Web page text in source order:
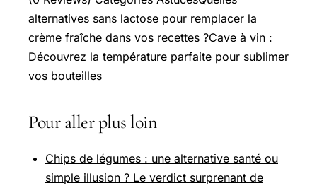
alternatives sans lactose pour remplacer la
crème fraîche dans vos recettes ?Cave à vin :
Découvrez la température parfaite pour sublimer
vos bouteilles
Pour aller plus loin
Chips de légumes : une alternative santé ou
simple illusion ? Le verdict surprenant de